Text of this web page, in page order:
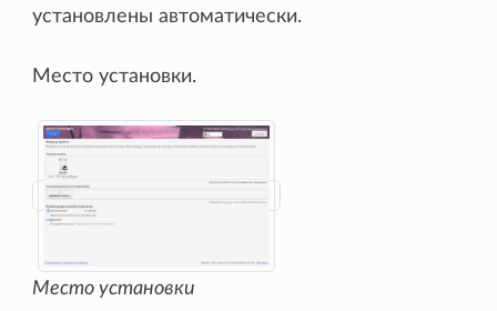
установлены автоматически.
Место установки.
Место установки